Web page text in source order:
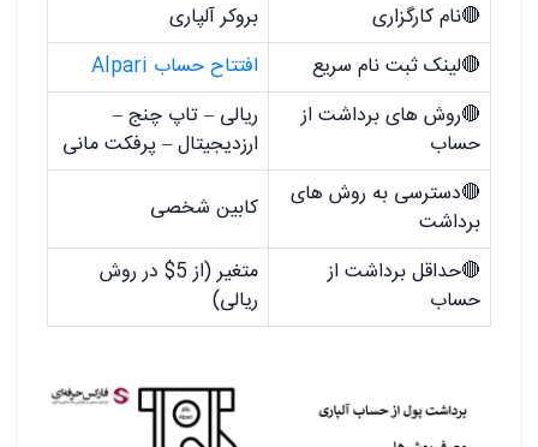
🔴نام کارگزاری
بروکر آلپاری
🔴لینک ثبت نام سریع
افتتاح حساب Alpari
🔴روش های برداشت از
حساب
ریالی – تاپ چنج –
ارزدیجیتال – پرفکت مانی
🔴دسترسی به روش های
برداشت
کابین شخصی
🔴حداقل برداشت از
حساب
متغیر (از 5$ در روش
ریالی)